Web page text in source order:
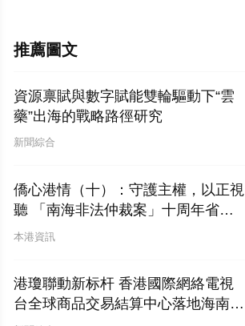
推薦圖文
資源禀賦與數字賦能雙輪驅動下“雲
藥”出海的戰略路徑研究
新聞綜合
僑心港情（十）：守護主權，以正視
聽 「南海非法仲裁案」十周年省思
——香港僑界應對西方輿論戰的實況
本港資訊
港瓊聯動新标杆 香港國際網絡電視
台全球商品交易結算中心落地海南自